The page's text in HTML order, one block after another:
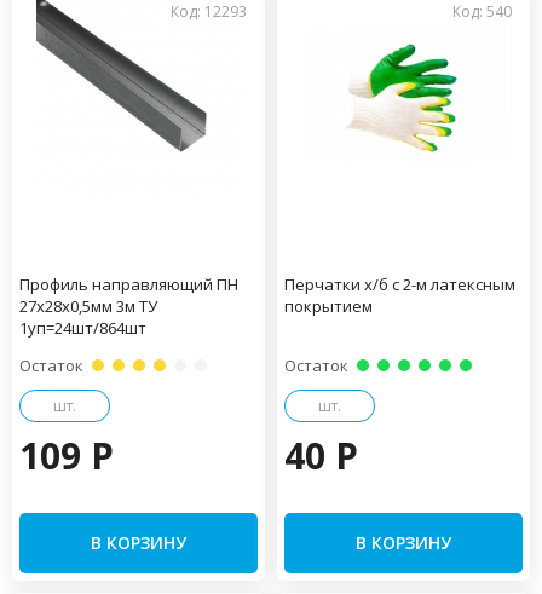
Код: 12293
Профиль направляющий ПН
27х28х0,5мм 3м ТУ
1уп=24шт/864шт
Остаток
шт.
109 P
В КОРЗИНУ
Код: 540
Перчатки х/б с 2-м латексным
покрытием
Остаток
шт.
40 P
В КОРЗИНУ